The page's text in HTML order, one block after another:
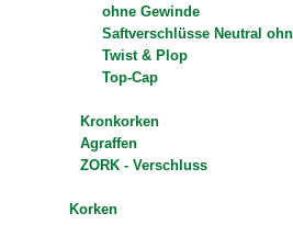
ohne Gewinde
Saftverschlüsse Neutral
Twist & Plop
Top-Cap
Kronkorken
Agraffen
ZORK - Verschluss
Korken